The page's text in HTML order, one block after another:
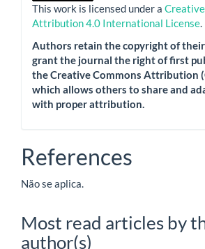
This work is licensed under a
Attribution 4.0 International License.
Authors retain the copyright of
grant the journal the right of first
the Creative Commons Attribution
which allows others to share and
with proper attribution.
References
Não se aplica.
Most read articles by
author(s)